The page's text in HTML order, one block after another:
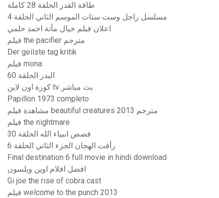
طاقة القدر الحلقة 28 كاملة
مسلسل راجل وست ستات الموسم الثاني الحلقة 4
اعلان فيلم خيال مآتة احمد حلمي
فيلم the pacifier مترجم
Der geilste tag kritik
فيلم mona
البدر الحلقة 60
كورة اون لاين tv بث مباشر
Papillon 1973 completo
مشاهدة فيلم beautiful creatures 2013 مترجم
فيلم the nightmare
قصص انبياء الله الحلقة 30
رأفت الهجان الجزء الثاني الحلقة 6
Final destination 6 full movie in hindi download
افضل افلام اوين ويلسون
Gi joe the rise of cobra cast
فيلم welcome to the punch 2013